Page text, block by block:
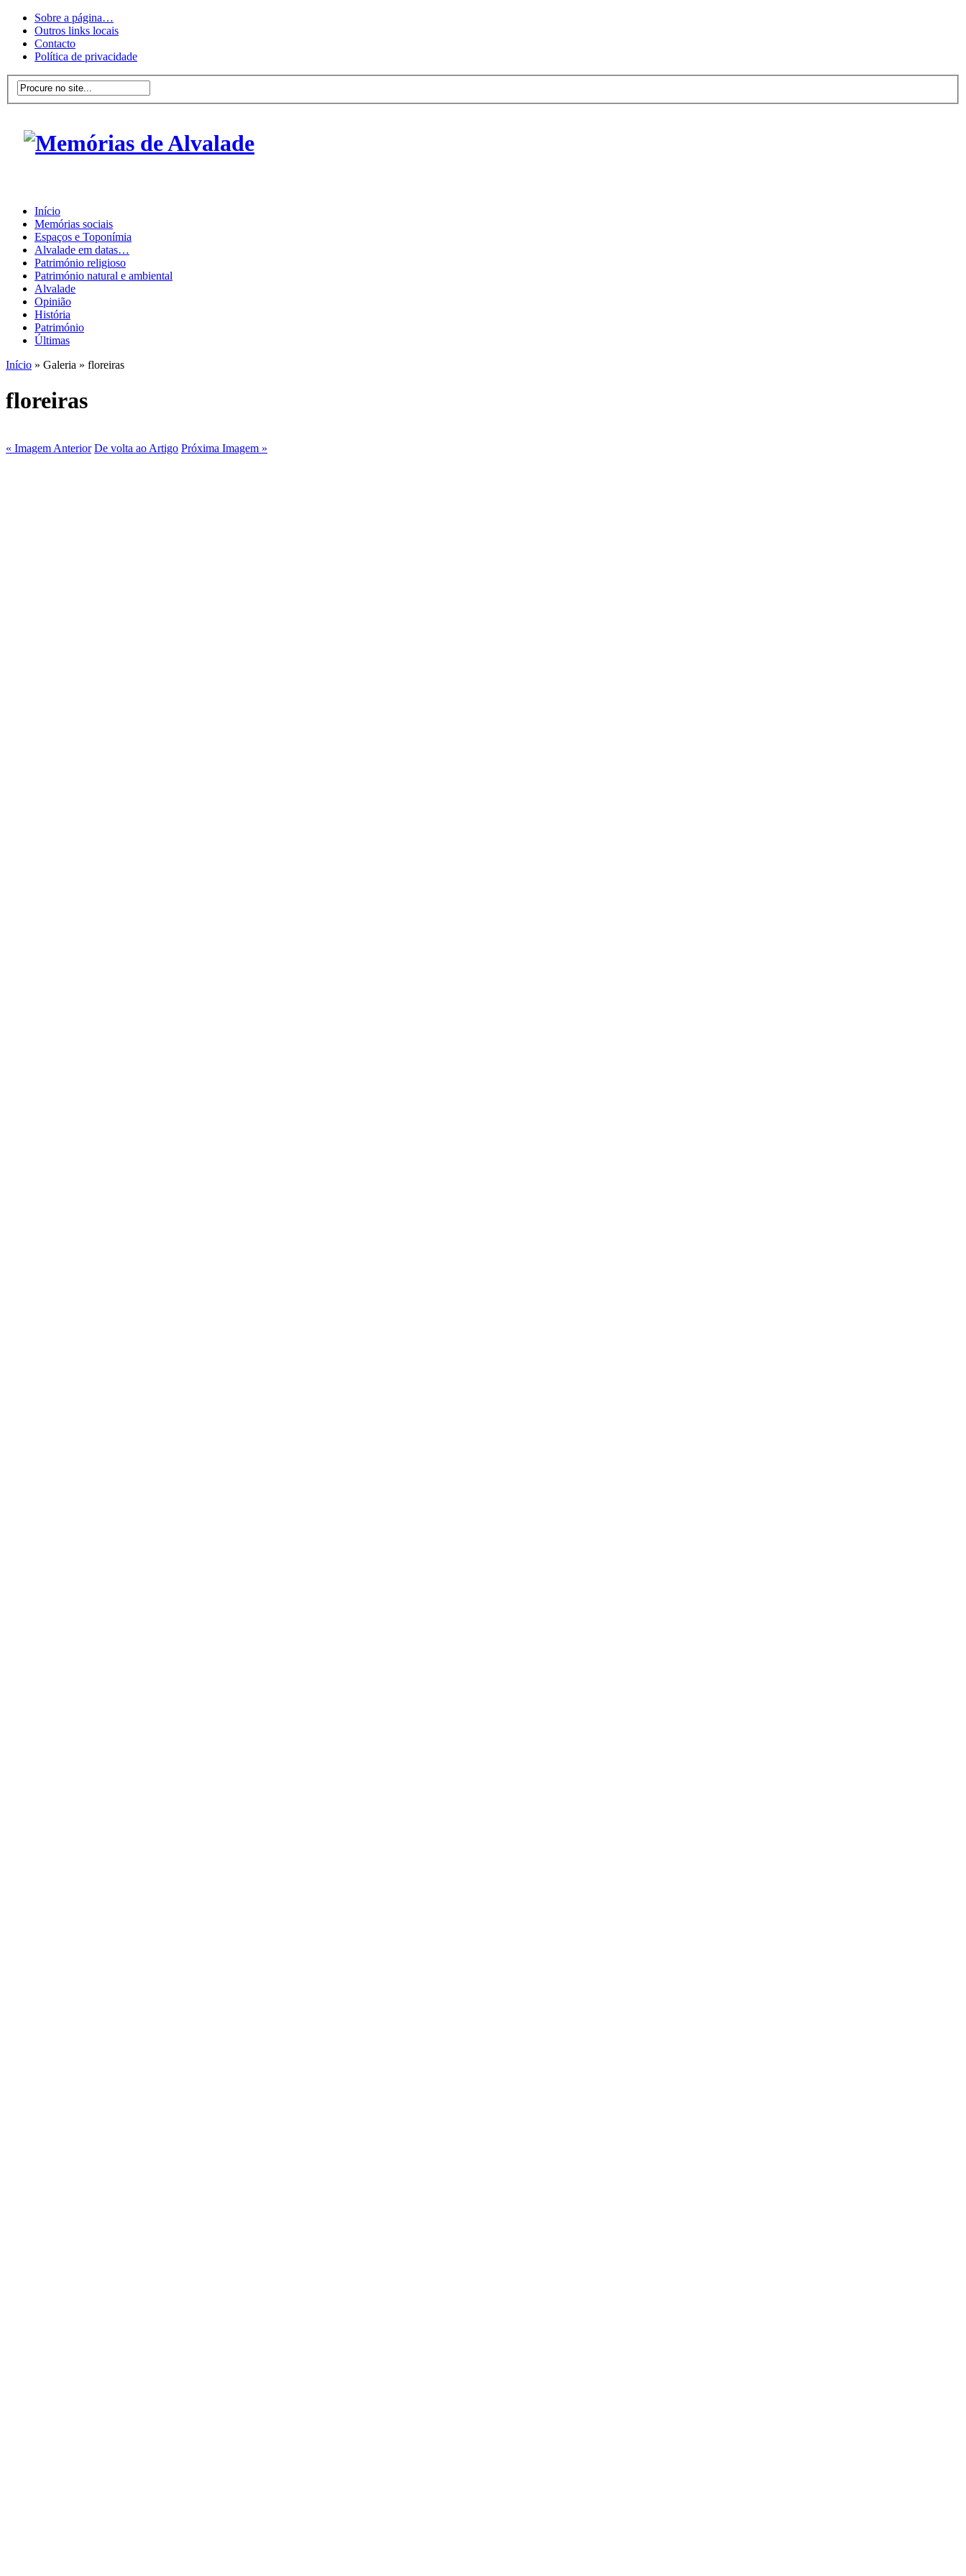
Sobre a página…
Outros links locais
Contacto
Política de privacidade
Início
Memórias sociais
Espaços e Toponímia
Alvalade em datas…
Património religioso
Património natural e ambiental
Alvalade
Opinião
História
Património
Últimas
Início » Galeria » floreiras
floreiras
« Imagem Anterior De volta ao Artigo Próxima Imagem »